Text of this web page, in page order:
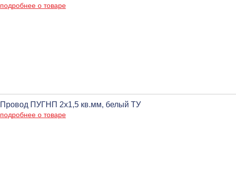
подробнее о товаре
Провод ПУГНП 2х1,5 кв.мм, белый ТУ
подробнее о товаре